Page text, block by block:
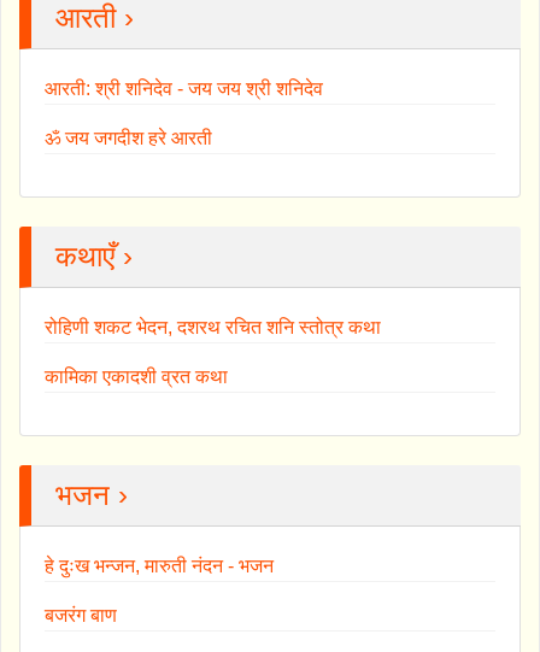
आरती ›
आरती: श्री शनिदेव - जय जय श्री शनिदेव
ॐ जय जगदीश हरे आरती
कथाएँ ›
रोहिणी शकट भेदन, दशरथ रचित शनि स्तोत्र कथा
कामिका एकादशी व्रत कथा
भजन ›
हे दुःख भन्जन, मारुती नंदन - भजन
बजरंग बाण